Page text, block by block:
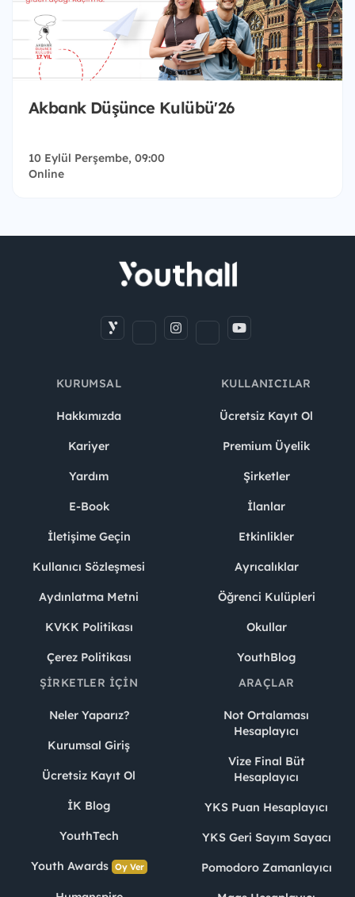
Akbank Düşünce Kulübü'26
10 Eylül Perşembe, 09:00
Online
KURUMSAL
Hakkımızda
Kariyer
Yardım
E-Book
İletişime Geçin
Kullanıcı Sözleşmesi
Aydınlatma Metni
KVKK Politikası
Çerez Politikası
KULLANICILAR
Ücretsiz Kayıt Ol
Premium Üyelik
Şirketler
İlanlar
Etkinlikler
Ayrıcalıklar
Öğrenci Kulüpleri
Okullar
YouthBlog
ŞIRKETLER İÇIN
Neler Yaparız?
Kurumsal Giriş
Ücretsiz Kayıt Ol
İK Blog
YouthTech
Youth Awards Oy Ver
ARAÇLAR
Not Ortalaması
Hesaplayıcı
Vize Final Büt
Hesaplayıcı
YKS Puan Hesaplayıcı
YKS Geri Sayım Sayacı
Pomodoro Zamanlayıcı